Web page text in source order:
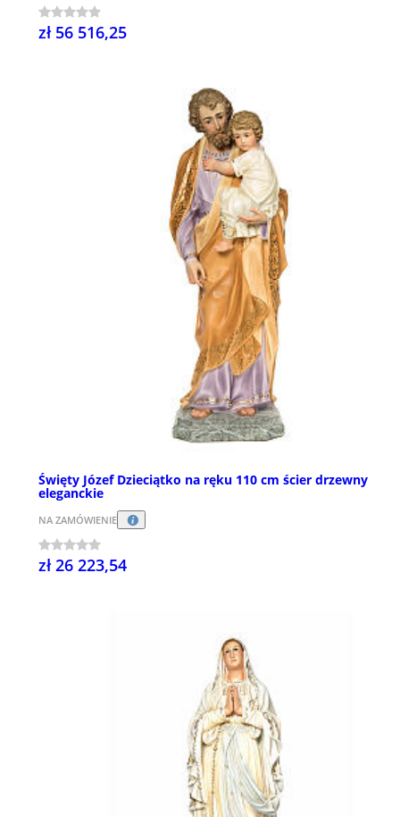
zł 56 516,25
Święty Józef Dzieciątko na ręku 110 cm ścier drzewny
eleganckie
NA ZAMÓWIENIE
zł 26 223,54